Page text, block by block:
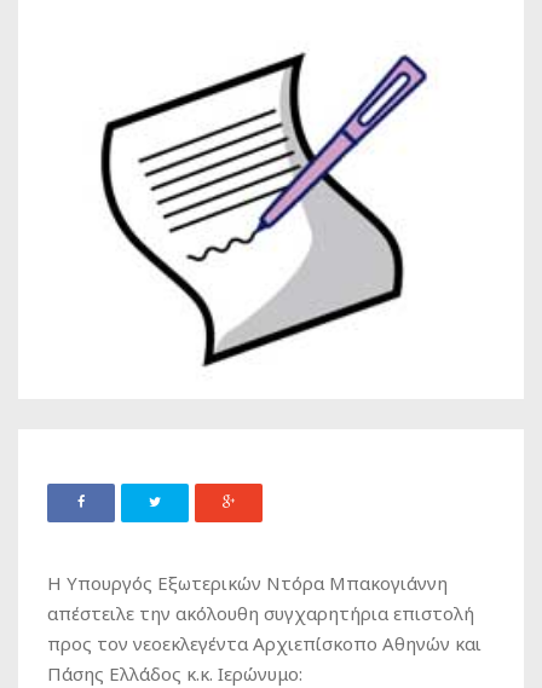
Η Υπουργός Εξωτερικών Ντόρα Μπακογιάννη
απέστειλε την ακόλουθη συγχαρητήρια επιστολή
προς τον νεοεκλεγέντα Αρχιεπίσκοπο Αθηνών και
Πάσης Ελλάδος κ.κ. Ιερώνυμο: